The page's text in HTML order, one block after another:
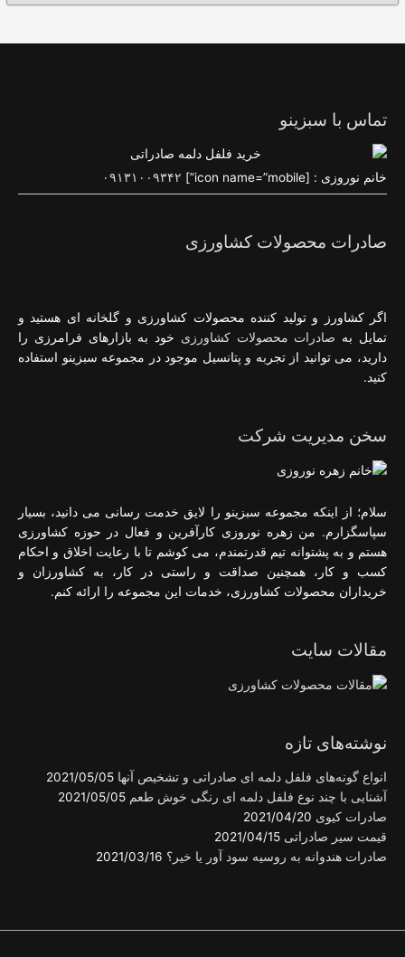
تماس با سبزینو
خانم نوروزی : [icon name=”mobile”] ۰۹۱۳۱۰۰۹۳۴۲
صادرات محصولات کشاورزی
اگر کشاورز و تولید کننده محصولات کشاورزی و گلخانه ای هستید و
تمایل به صادرات محصولات کشاورزی خود به بازارهای فرامرزی را
دارید، می توانید از تجربه و پتانسیل موجود در مجموعه سبزینو استفاده
کنید.
سخن مدیریت شرکت
سلام؛ از اینکه مجموعه سبزینو را لایق خدمت رسانی می دانید، بسیار
سپاسگزارم. من زهره نوروزی کارآفرین و فعال در حوزه کشاورزی
هستم و به پشتوانه تیم قدرتمندم، می کوشم تا با رعایت اخلاق و احکام
کسب و کار، همچنین صداقت و راستی در کار، به کشاورزان و
خریداران محصولات کشاورزی، خدمات این مجموعه را ارائه کنم.
مقالات سایت
نوشته‌های تازه
انواع گونه‌های فلفل دلمه ای صادراتی و تشخیص آنها 2021/05/05
آشنایی با چند نوع فلفل دلمه ای رنگی خوش طعم 2021/05/05
صادرات کیوی 2021/04/20
قیمت سیر صادراتی 2021/04/15
صادرات هندوانه به روسیه سود آور یا خیر؟ 2021/03/16